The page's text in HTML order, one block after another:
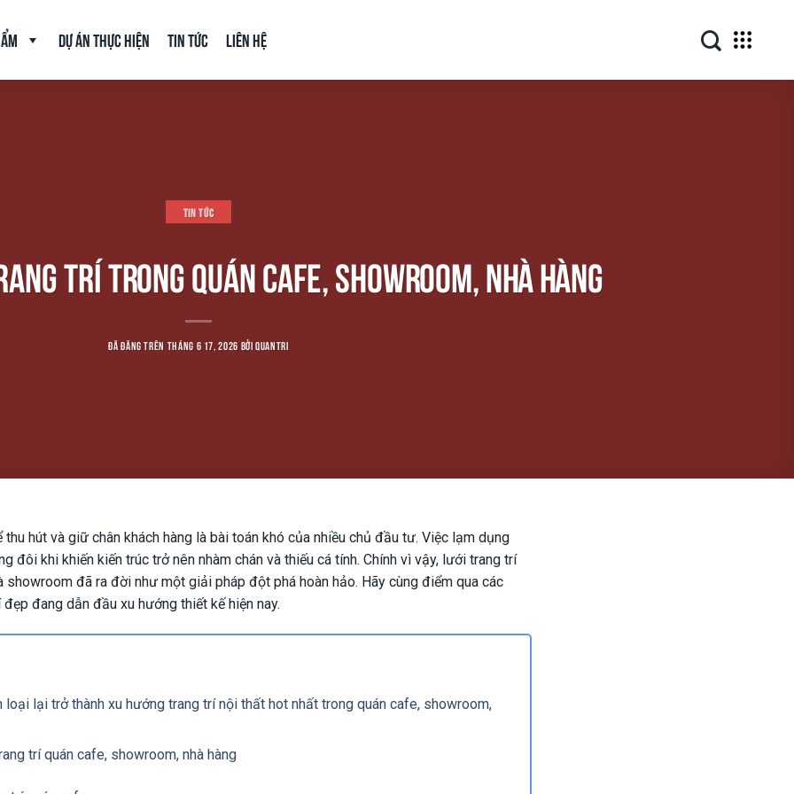
Dự án thực hiện Tin tức Liên hệ
TIN TỨC
trí trong quán cafe, showroom, nhà hàng
ĐÃ ĐĂNG TRÊN THÁNG 6 17, 2026 BỞIQUANTRI
hút và giữ chân khách hàng là bài toán khó của nhiều chủ đầu tư. Việc lạm dụng
đôi khi khiến kiến trúc trở nên nhàm chán và thiếu cá tính. Chính vì vậy, lưới trang trí
showroom đã ra đời như một giải pháp đột phá hoàn hảo. Hãy cùng điểm qua các
đang dẫn đầu xu hướng thiết kế hiện nay.
lại trở thành xu hướng trang trí nội thất hot nhất trong quán cafe, showroom,
trí quán cafe, showroom, nhà hàng